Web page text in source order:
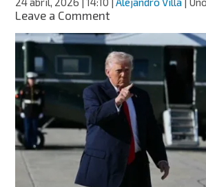
Leave a Commenton
aranceles
en
México:
estos
productos
podrían
ser
más
caros
desde
hoy